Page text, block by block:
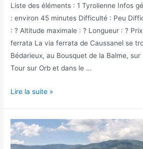
Liste des éléments : 1 Tyrolienne Infos
: environ 45 minutes Difficulté : Peu
: ? Altitude maximale : ? Longueur : ?
ferrata La via ferrata de Caussanel se
Bédarieux, au Bousquet de la Balme,
Tour sur Orb et dans le …
La
de
Caussanel
Lire la suite »